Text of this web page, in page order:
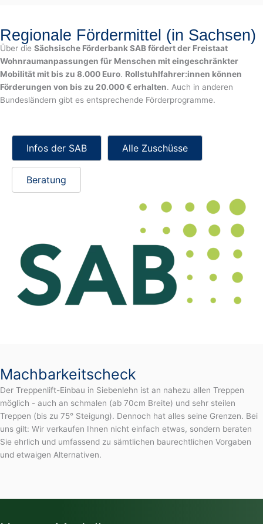
Regionale Fördermittel (in Sachsen)
Über die Sächsische Förderbank SAB fördert der Freistaat
Wohnraumanpassungen für Menschen mit eingeschränkter
Mobilität mit bis zu 8.000 Euro. Rollstuhlfahrer:innen können
Förderungen von bis zu 20.000 € erhalten. Auch in anderen
Bundesländern gibt es entsprechende Förderprogramme.
Infos der SAB Alle Zuschüsse
Beratung
Machbarkeitscheck
Der Treppenlift-Einbau in Siebenlehn ist an nahezu allen Treppen
möglich - auch an schmalen (ab 70cm Breite) und sehr steilen
Treppen (bis zu 75° Steigung). Dennoch hat alles seine Grenzen. Bei
uns gilt: Wir verkaufen Ihnen nicht einfach etwas, sondern beraten
Sie ehrlich und umfassend zu sämtlichen baurechtlichen Vorgaben
und etwaigen Alternativen.